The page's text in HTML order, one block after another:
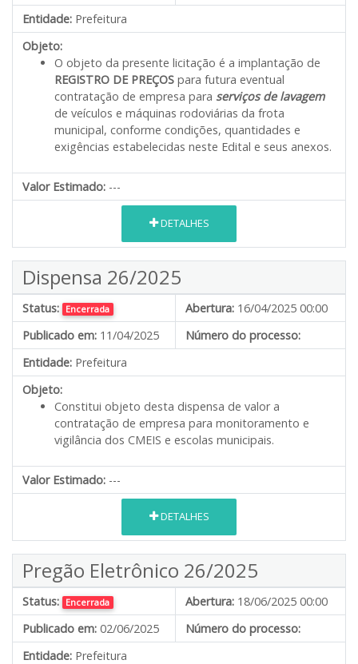
Entidade: Prefeitura
Objeto:
O objeto da presente licitação é a implantação de
REGISTRO DE PREÇOS para futura eventual
contratação de empresa para serviços de lavagem
de veículos e máquinas rodoviárias da frota
municipal, conforme condições, quantidades e
exigências estabelecidas neste Edital e seus anexos.
Valor Estimado: ---
DETALHES
Dispensa 26/2025
Status: Encerrada Abertura: 16/04/2025 00:00
Publicado em: 11/04/2025
Número do processo:
Entidade: Prefeitura
Objeto:
Constitui objeto desta dispensa de valor a
contratação de empresa para monitoramento e
vigilância dos CMEIS e escolas municipais.
Valor Estimado: ---
DETALHES
Pregão Eletrônico 26/2025
Status: Encerrada Abertura: 18/06/2025 00:00
Publicado em: 02/06/2025
Número do processo:
Entidade: Prefeitura